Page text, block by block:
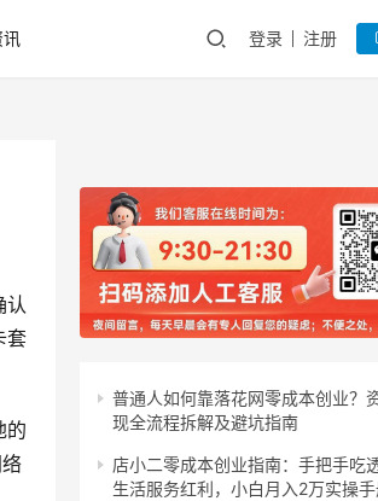
讯 登录 注册
认
套
的
普通人如何靠落花网零成本创业？
现全流程拆解及避坑指南
店小二零成本创业指南：手把手吃
生活服务红利，小白月入2万实操